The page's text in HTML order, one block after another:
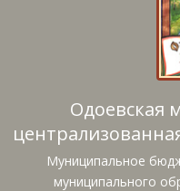
Одоевская
Муниципальное
муниципального